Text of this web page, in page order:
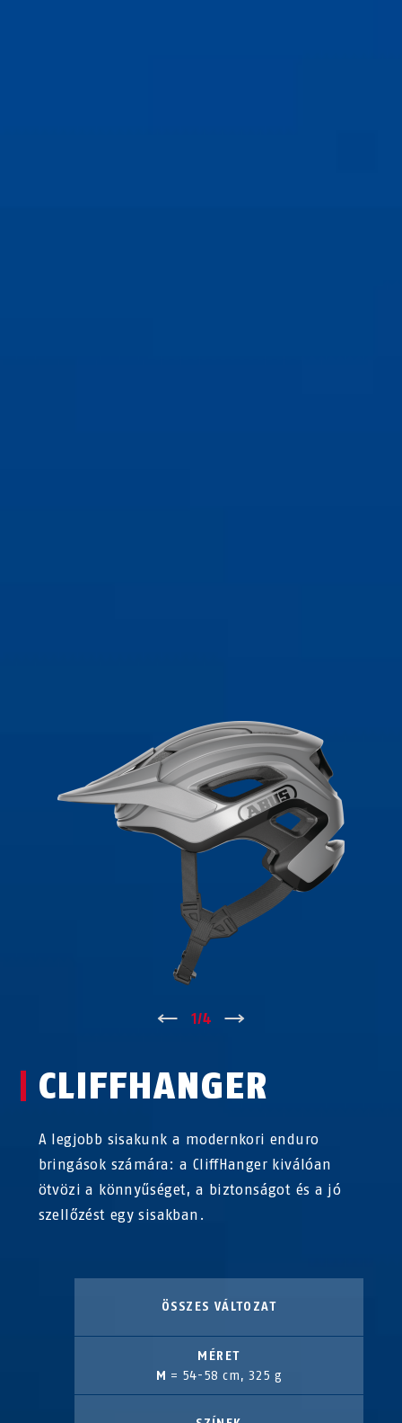
↑ 1/4
CLIFFHANGER
A legjobb sisakunk a modernkori enduro
bringások számára: a CliffHanger kiválóan
ötvözi a könnyűséget, a biztonságot és a jó
szellőzést egy sisakban.
ÖSSZES VÁLTOZAT
MÉRET
M = 54-58 cm, 325 g